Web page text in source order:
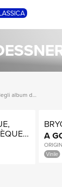
Una raccolta completa degli album di Bryce Dessner, dalle prime produzioni ai successi più recenti.
A
Vinile